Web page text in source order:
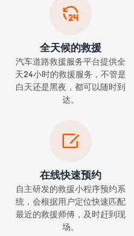

全天候的救援
汽车道路救援服务平台提供全
天24小时的救援服务，不管是
白天还是黑夜，都可以随时到
达。

在线快速预约
自主研发的救援小程序预约系
统，会根据用户定位快速匹配
最近的救援师傅，及时赶到现
场。